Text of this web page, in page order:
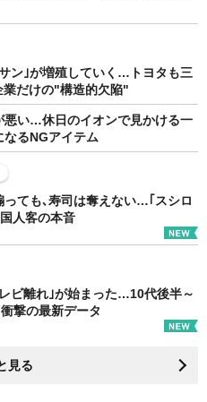
ン｣が増殖していく…トヨタも三
だけの"構造的欠陥"
悪い…休日のイオンで見かける一
なるNGアイテム
っても､寿司は奪えない…｢スシロ
人客の本音
ビ離れ｣が始まった…10代後半～
撃の最新データ
見る